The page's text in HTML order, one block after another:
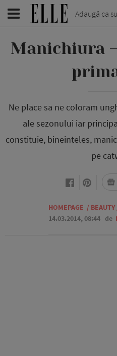
Adaugă ca
Manichiura
Ne place sa ne coloram
ale sezonului iar
constituie, bineinteles,
pe
HOMEPAGE / BEAUTY
14.03.2014, 08:44 de